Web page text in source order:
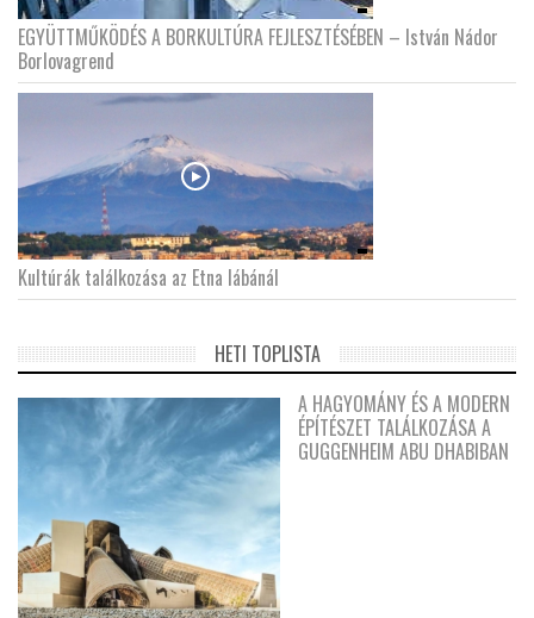
EGYÜTTMŰKÖDÉS A BORKULTÚRA FEJLESZTÉSÉBEN – István Nádor
Borlovagrend
Kultúrák találkozása az Etna lábánál
HETI TOPLISTA
A HAGYOMÁNY ÉS A MODERN
ÉPÍTÉSZET TALÁLKOZÁSA A
GUGGENHEIM ABU DHABIBAN